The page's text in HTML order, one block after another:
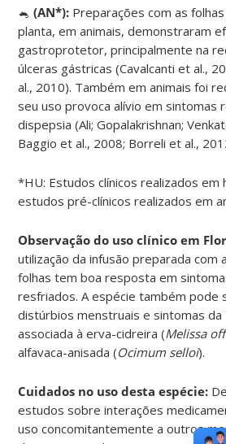
🐁(AN*): Preparações com as
planta, em animais, demonstraram
gastroprotetor, principalmente na
úlceras gástricas (Cavalcanti et al.,
al., 2010). Também em animais foi
seu uso provoca alívio em sintomas
dispepsia (Ali; Gopalakrishnan;
Baggio et al., 2008; Borreli et al.,
*HU: Estudos clínicos realizados em
estudos pré-clínicos realizados em
Observação do uso clínico em
utilização da infusão preparada com
folhas tem boa resposta em
resfriados. A espécie também pode
distúrbios menstruais e sintomas da
associada à erva-cidreira (Melissa
alfavaca-anisada (Ocimum selloi).
Cuidados no uso desta espécie:
estudos sobre interações
uso concomitantemente a outros